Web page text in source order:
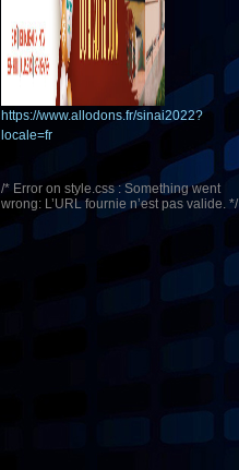
https://www.allodons.fr/sinai2022?
locale=fr
/* Error on style.css : Something went
wrong: L’URL fournie n’est pas valide. */